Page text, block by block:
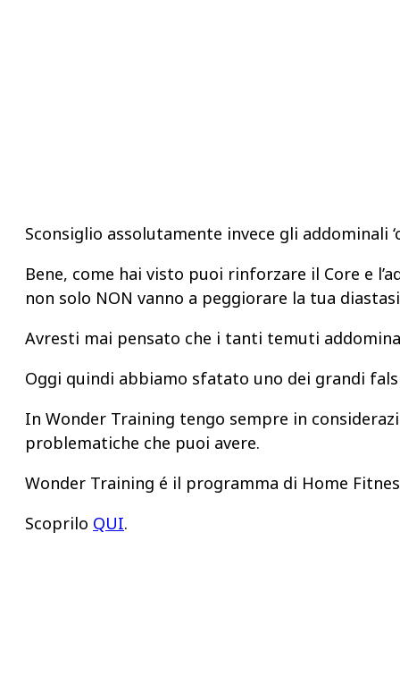
Sconsiglio assolutamente invece gli addominali
Bene, come hai visto puoi rinforzare il Core e
non solo NON vanno a peggiorare la tua
Avresti mai pensato che i tanti temuti
Oggi quindi abbiamo sfatato uno dei grandi
In Wonder Training tengo sempre in
problematiche che puoi avere.
Wonder Training é il programma di Home
Scoprilo QUI.